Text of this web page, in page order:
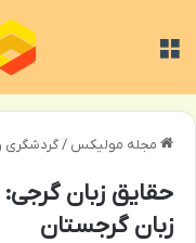
مجله مولیکس /گردشگری
حقایق زبان
زبان گرجستان